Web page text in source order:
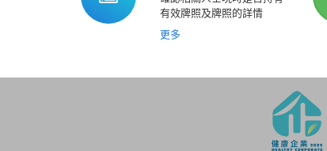
有效牌照及牌照的詳情
更多